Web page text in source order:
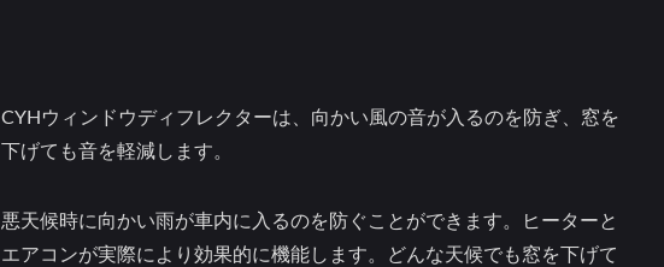
CYHウィンドウディフレクターは、向かい風の音が入るのを防ぎ、窓を
下げても音を軽減します。
悪天候時に向かい雨が車内に入るのを防ぐことができます。ヒーターと
エアコンが実際により効果的に機能します。どんな天候でも窓を下げて